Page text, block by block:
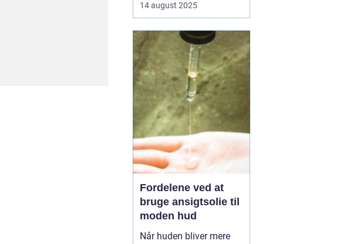
Kemikalier i cremer,
kan påvirke både hud og
helbred, og nogle stoffer
er forbundet med
allergier,
hormonforstyrrelser og...
14 august 2025
Fordelene ved at
bruge ansigtsolie til
moden hud
Når huden bliver mere